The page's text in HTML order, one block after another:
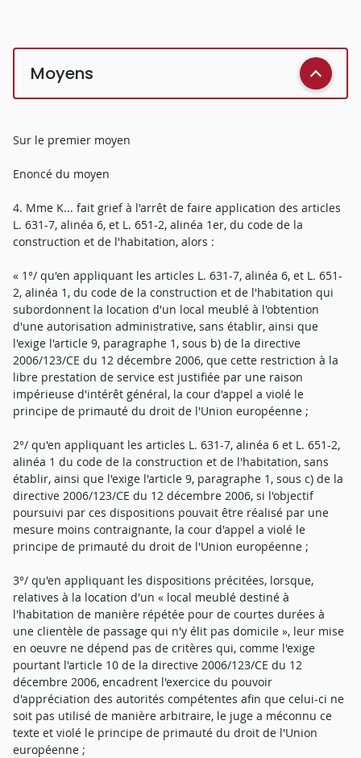
Moyens
Sur le premier moyen
Enoncé du moyen
4. Mme K... fait grief à l'arrêt de faire application des articles
L. 631-7, alinéa 6, et L. 651-2, alinéa 1er, du code de la
construction et de l'habitation, alors :
« 1°/ qu'en appliquant les articles L. 631-7, alinéa 6, et L. 651-
2, alinéa 1, du code de la construction et de l'habitation qui
subordonnent la location d'un local meublé à l'obtention
d'une autorisation administrative, sans établir, ainsi que
l'exige l'article 9, paragraphe 1, sous b) de la directive
2006/123/CE du 12 décembre 2006, que cette restriction à la
libre prestation de service est justifiée par une raison
impérieuse d'intérêt général, la cour d'appel a violé le
principe de primauté du droit de l'Union européenne ;
2°/ qu'en appliquant les articles L. 631-7, alinéa 6 et L. 651-2,
alinéa 1 du code de la construction et de l'habitation, sans
établir, ainsi que l'exige l'article 9, paragraphe 1, sous c) de la
directive 2006/123/CE du 12 décembre 2006, si l'objectif
poursuivi par ces dispositions pouvait être réalisé par une
mesure moins contraignante, la cour d'appel a violé le
principe de primauté du droit de l'Union européenne ;
3°/ qu'en appliquant les dispositions précitées, lorsque,
relatives à la location d'un « local meublé destiné à
l'habitation de manière répétée pour de courtes durées à
une clientèle de passage qui n'y élit pas domicile », leur mise
en oeuvre ne dépend pas de critères qui, comme l'exige
pourtant l'article 10 de la directive 2006/123/CE du 12
décembre 2006, encadrent l'exercice du pouvoir
d'appréciation des autorités compétentes afin que celui-ci ne
soit pas utilisé de manière arbitraire, le juge a méconnu ce
texte et violé le principe de primauté du droit de l'Union
européenne ;